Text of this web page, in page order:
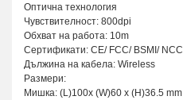
Оптична технология
Чувствителност: 800dpi
Обхват на работа: 10m
Сертификати: CE/ FCC/ BSMI/ NCC
Дължина на кабела: Wireless
Размери:
Мишка: (L)100x (W)60 x (H)36.5 mm